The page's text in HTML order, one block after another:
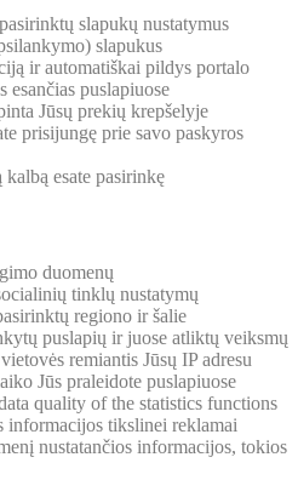
slapukų nustatymus
slapukus
ir automatiškai pildys portalo
esančias puslapiuose
Jūsų prekių krepšelyje
prisijungę prie savo paskyros
esate pasirinkę
duomenų
tinklų nustatymų
regiono ir šalie
puslapių ir juose atliktų veiksmų
remiantis Jūsų IP adresu
Jūs praleidote puslapiuose
quality of the statistics functions
tikslinei reklamai
nustatančios informacijos, tokios